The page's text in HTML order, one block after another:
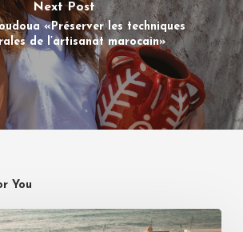
Next Post
«Préserver les techniques
de l’artisanat marocain»
You